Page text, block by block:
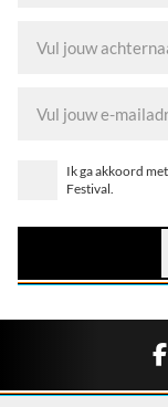
Ik ga akkoord
Festival.